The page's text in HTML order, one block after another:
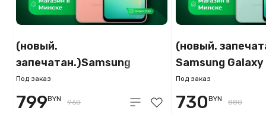
(новый.
запечатан.)Samsung
Galaxy A26 SM-A266B
8GB/128GB (розовый)
Под заказ
799BYN 960
(новый.
Samsung
A266B 8GB/
(мятный)
Под заказ
730BYN 880